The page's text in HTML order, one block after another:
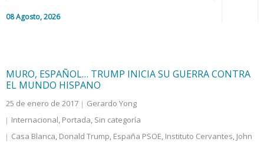
08 Agosto, 2026
Colaboradores
MURO, ESPAÑOL… TRUMP INICIA SU GUERRA CONTRA
EL MUNDO HISPANO
25 de enero de 2017
Gerardo Yong
Internacional, Portada, Sin categoría
Casa Blanca, Donald Trump, España PSOE, Instituto Cervantes, John